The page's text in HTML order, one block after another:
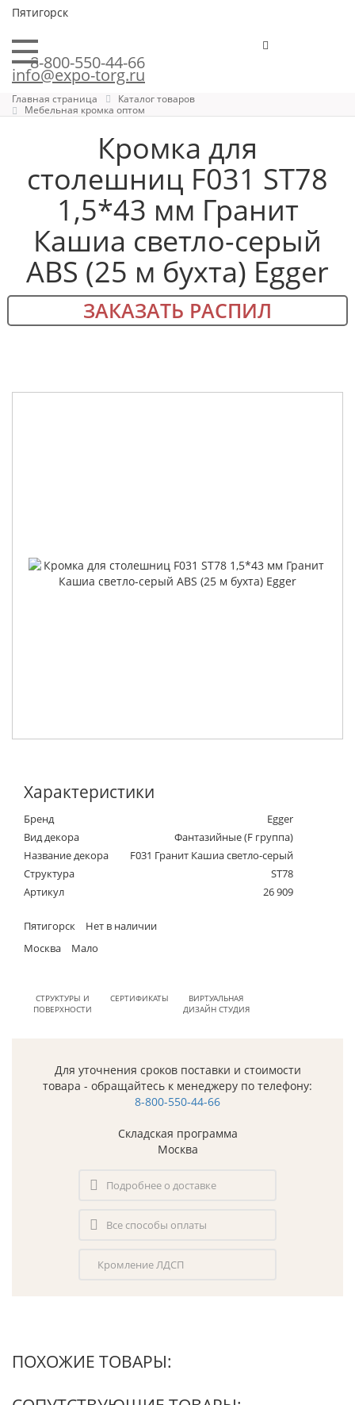
Пятигорск
8-800-550-44-66
info@expo-torg.ru
Главная страница
Каталог товаров
Мебельная кромка оптом
Кромка для
столешниц F031 ST78
1,5*43 мм Гранит
Кашиа светло-серый
ABS (25 м бухта) Egger
ЗАКАЗАТЬ РАСПИЛ
Характеристики
Бренд
Egger
Вид декора
Фантазийные (F группа)
Название декора
F031 Гранит Кашиа светло-серый
Структура
ST78
Артикул
26 909
Пятигорск
Нет в наличии
Москва
Мало
СТРУКТУРЫ И
ПОВЕРХНОСТИ
СЕРТИФИКАТЫ
ВИРТУАЛЬНАЯ
ДИЗАЙН СТУДИЯ
Для уточнения сроков поставки и стоимости
товара - обращайтесь к менеджеру по телефону:
8-800-550-44-66
Складская программа
Москва
Подробнее о доставке
Все способы оплаты
Кромление ЛДСП
ПОХОЖИЕ ТОВАРЫ: